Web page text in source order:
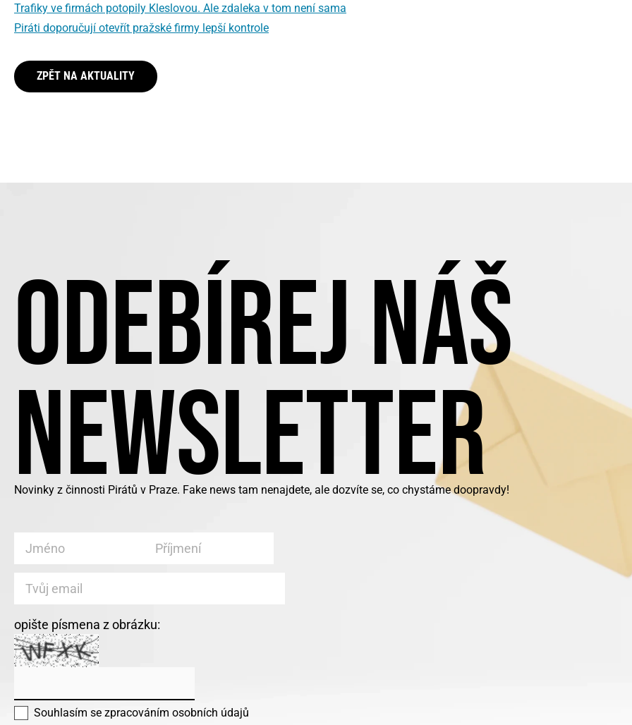
Trafiky ve firmách potopily Kleslovou. Ale zdaleka v tom není sama
Piráti doporučují otevřít pražské firmy lepší kontrole
ZPĚT NA AKTUALITY
ODEBÍREJ NÁŠ
NEWSLETTER
Novinky z činnosti Pirátů v Praze. Fake news tam nenajdete, ale dozvíte se, co chystáme doopravdy!
opište písmena z obrázku:
Souhlasím se zpracováním osobních údajů